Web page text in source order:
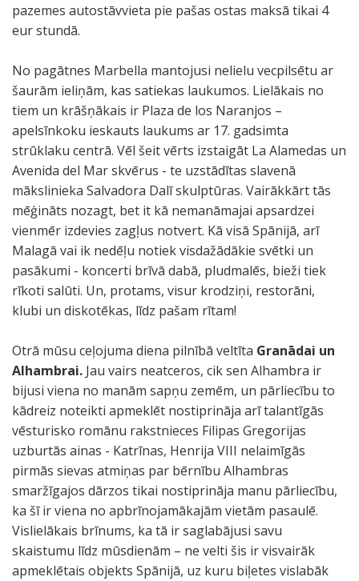
pazemes autostāvvieta pie pašas ostas maksā tikai 4
eur stundā.
No pagātnes Marbella mantojusi nelielu vecpilsētu ar
šaurām ieliņām, kas satiekas laukumos. Lielākais no
tiem un krāšņākais ir Plaza de los Naranjos –
apelsīnkoku ieskauts laukums ar 17. gadsimta
strūklaku centrā. Vēl šeit vērts izstaigāt La Alamedas un
Avenida del Mar skvērus - te uzstādītas slavenā
mākslinieka Salvadora Dalī skulptūras. Vairākkārt tās
mēģināts nozagt, bet it kā nemanāmajai apsardzei
vienmēr izdevies zagļus notvert. Kā visā Spānijā, arī
Malagā vai ik nedēļu notiek visdažādākie svētki un
pasākumi - koncerti brīvā dabā, pludmalēs, bieži tiek
rīkoti salūti. Un, protams, visur krodziņi, restorāni,
klubi un diskotēkas, līdz pašam rītam!
Otrā mūsu ceļojuma diena pilnībā veltīta Granādai un
Alhambrai. Jau vairs neatceros, cik sen Alhambra ir
bijusi viena no manām sapņu zemēm, un pārliecību to
kādreiz noteikti apmeklēt nostiprināja arī talantīgās
vēsturisko romānu rakstnieces Filipas Gregorijas
uzburtās ainas - Katrīnas, Henrija VIII nelaimīgās
pirmās sievas atmiņas par bērnību Alhambras
smaržīgajos dārzos tikai nostiprināja manu pārliecību,
ka šī ir viena no apbrīnojamākajām vietām pasaulē.
Vislielākais brīnums, ka tā ir saglabājusi savu
skaistumu līdz mūsdienām – ne velti šis ir visvairāk
apmeklētais objekts Spānijā, uz kuru biļetes vislabāk